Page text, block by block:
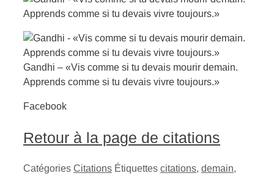
Gandhi – «Vis comme si tu devais mourir demain.
Apprends comme si tu devais vivre toujours.»
Facebook
Retour à la page de citations
Catégories Citations Étiquettes citations, demain,